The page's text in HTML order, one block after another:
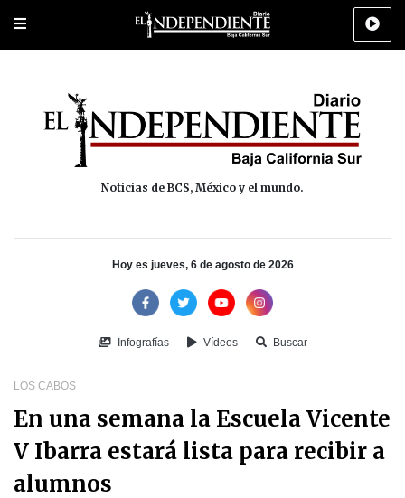
Portada Los Cabos Policiaca Deportes Cultura
Noticias de BCS, México y el mundo.
Hoy es jueves, 6 de agosto de 2026
Infografías Vídeos Buscar
LOS CABOS
En una semana la Escuela Vicente
V Ibarra estará lista para recibir a
alumnos